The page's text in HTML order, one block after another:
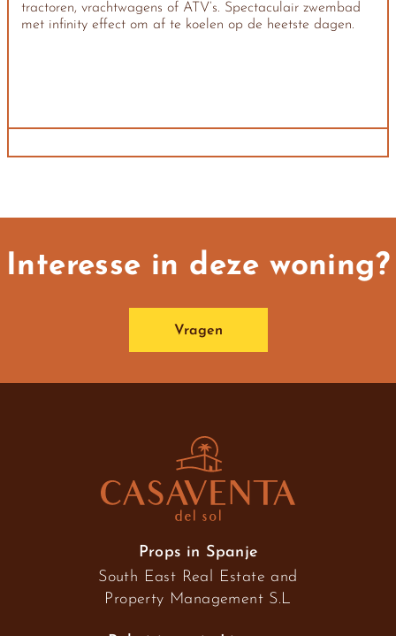
tractoren, vrachtwagens of ATV’s. Spectaculair zwembad
met infinity effect om af te koelen op de heetste dagen.
Interesse in deze woning?
Vragen
Props in Spanje
South East Real Estate and
Property Management S.L